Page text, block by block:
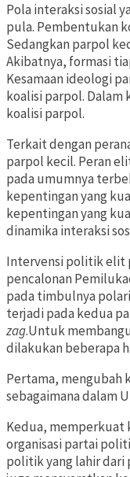
Pola interaksi sosial
pula. Pembentukan
Sedangkan parpol
Akibatnya, formasi
Kesamaan ideologi
koalisi parpol. Dalam
koalisi parpol.
Terkait dengan
parpol kecil. Peran
pada umumnya
kepentingan yang
kepentingan yang
dinamika interaksi
Intervensi politik elit
pencalonan
pada timbulnya
terjadi pada kedua
zag.Untuk
dilakukan beberapa
Pertama, mengubah
sebagaimana dalam
Kedua,
organisasi partai
politik yang lahir dari